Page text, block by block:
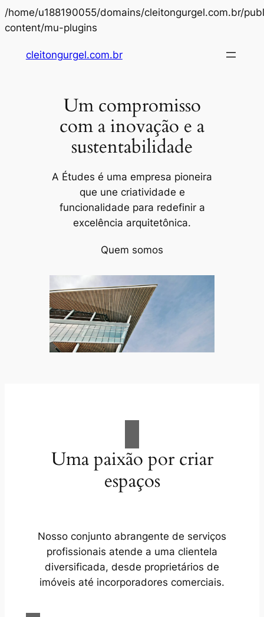
/home/u188190055/domains/cleitongurgel.com.br/
content/mu-plugins
o
cleitongurgel.com.br
Um compromisso
com a inovação e a
sustentabilidade
A Études é uma empresa pioneira
que une criatividade e
funcionalidade para redefinir a
excelência arquitetônica.
Quem somos
Uma paixão por criar
espaços
Nosso conjunto abrangente de serviços
profissionais atende a uma clientela
diversificada, desde proprietários de
imóveis até incorporadores comerciais.